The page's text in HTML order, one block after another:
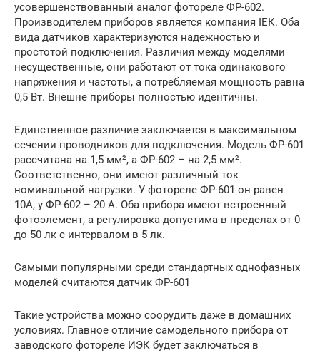
усовершенствованный аналог фотореле ФР-602.
Производителем приборов является компания ІЕК. Оба
вида датчиков характеризуются надежностью и
простотой подключения. Различия между моделями
несущественные, они работают от тока одинакового
напряжения и частоты, а потребляемая мощность равна
0,5 Вт. Внешне приборы полностью идентичны.
Единственное различие заключается в максимальном
сечении проводников для подключения. Модель ФР-601
рассчитана на 1,5 мм², а ФР-602 – на 2,5 мм².
Соответственно, они имеют различный ток
номинальной нагрузки. У фотореле ФР-601 он равен
10А, у ФР-602 – 20 А. Оба прибора имеют встроенный
фотоэлемент, а регулировка допустима в пределах от 0
до 50 лк с интервалом в 5 лк.
Самыми популярными среди стандартных однофазных
моделей считаются датчик ФР-601
Такие устройства можно соорудить даже в домашних
условиях. Главное отличие самодельного прибора от
заводского фотореле ИЭК будет заключаться в